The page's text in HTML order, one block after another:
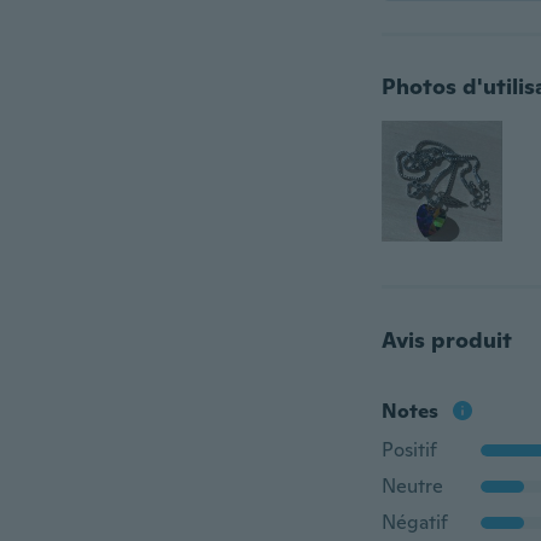
Photos
Avis produit
Notes
Positif
Neutre
Négatif